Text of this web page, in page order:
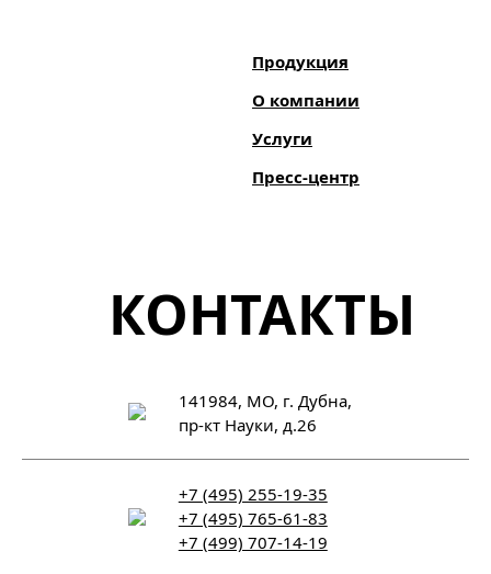
Продукция
О компании
Услуги
Пресс-центр
КОНТАКТЫ
141984, МО, г. Дубна,
пр-кт Науки, д.26
+7 (495) 255-19-35
+7 (495) 765-61-83
+7 (499) 707-14-19